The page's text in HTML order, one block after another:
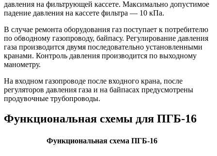
давления на фильтрующей кассете. Максимально допустимое
падение давления на кассете фильтра — 10 кПа.
В случае ремонта оборудования газ поступает к потребителю
по обводному газопроводу, байпасу. Регулирование давления
газа производится двумя последовательно установленными
кранами. Контроль давления производится по выходному
манометру.
На входном газопроводе после входного крана, после
регуляторов давления газа и на байпасах предусмотрены
продувочные трубопроводы.
Функциональная схемы для ПГБ-16
Функциональная схема ПГБ-16